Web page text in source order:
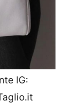
IG: